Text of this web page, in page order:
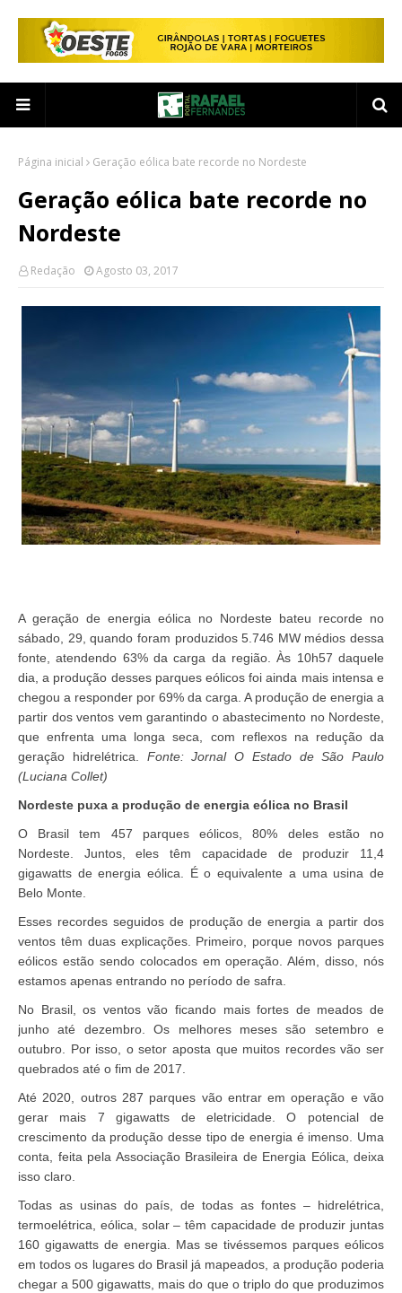
Página inicial Geração eólica bate recorde no Nordeste
Geração eólica bate recorde no
Nordeste
Redação Agosto 03, 2017
A geração de energia eólica no Nordeste bateu recorde no
sábado, 29, quando foram produzidos 5.746 MW médios dessa
fonte, atendendo 63% da carga da região. Às 10h57 daquele
dia, a produção desses parques eólicos foi ainda mais intensa e
chegou a responder por 69% da carga. A produção de energia a
partir dos ventos vem garantindo o abastecimento no Nordeste,
que enfrenta uma longa seca, com reflexos na redução da
geração hidrelétrica. Fonte: Jornal O Estado de São Paulo
(Luciana Collet)
Nordeste puxa a produção de energia eólica no Brasil
O Brasil tem 457 parques eólicos, 80% deles estão no
Nordeste. Juntos, eles têm capacidade de produzir 11,4
gigawatts de energia eólica. É o equivalente a uma usina de
Belo Monte.
Esses recordes seguidos de produção de energia a partir dos
ventos têm duas explicações. Primeiro, porque novos parques
eólicos estão sendo colocados em operação. Além, disso, nós
estamos apenas entrando no período de safra.
No Brasil, os ventos vão ficando mais fortes de meados de
junho até dezembro. Os melhores meses são setembro e
outubro. Por isso, o setor aposta que muitos recordes vão ser
quebrados até o fim de 2017.
Até 2020, outros 287 parques vão entrar em operação e vão
gerar mais 7 gigawatts de eletricidade. O potencial de
crescimento da produção desse tipo de energia é imenso. Uma
conta, feita pela Associação Brasileira de Energia Eólica, deixa
isso claro.
Todas as usinas do país, de todas as fontes – hidrelétrica,
termoelétrica, eólica, solar – têm capacidade de produzir juntas
160 gigawatts de energia. Mas se tivéssemos parques eólicos
em todos os lugares do Brasil já mapeados, a produção poderia
chegar a 500 gigawatts, mais do que o triplo do que produzimos